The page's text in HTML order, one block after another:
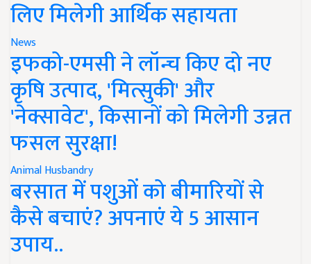
लिए मिलेगी आर्थिक सहायता
News
इफको-एमसी ने लॉन्च किए दो नए
कृषि उत्पाद, 'मित्सुकी' और
'नेक्सावेट', किसानों को मिलेगी उन्नत
फसल सुरक्षा!
Animal Husbandry
बरसात में पशुओं को बीमारियों से
कैसे बचाएं? अपनाएं ये 5 आसान
उपाय..